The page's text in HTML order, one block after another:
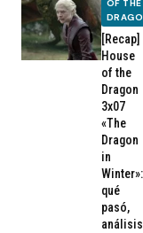
OF THE
[Recap]
House
of the
Dragon
3x07
«The
Dragon
in
Winter»:
qué
pasó,
análisis